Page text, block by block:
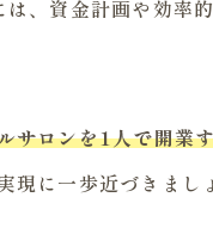
、資金計画や効率
サロンを1人で開業
現に一歩近づきまし